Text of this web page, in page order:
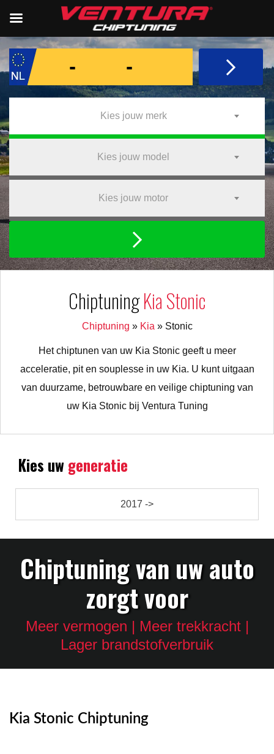
Kies jouw merk
Kies jouw model
Kies jouw motor
ChiptuningKia Stonic
Chiptuning » Kia » Stonic
Het chiptunen van uw Kia Stonic geeft u meer
acceleratie, pit en souplesse in uw Kia. U kunt uitgaan
van duurzame, betrouwbare en veilige chiptuning van
uw Kia Stonic bij Ventura Tuning
Kies uwgeneratie
2017 ->
Chiptuning van uw auto
zorgt voor
Meer vermogen | Meer trekkracht |
Lager brandstofverbruik
Kia Stonic Chiptuning